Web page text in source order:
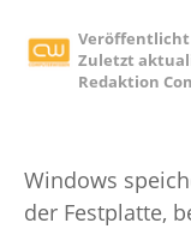
Zuletzt
Redaktion
Windows
der Festplatte,